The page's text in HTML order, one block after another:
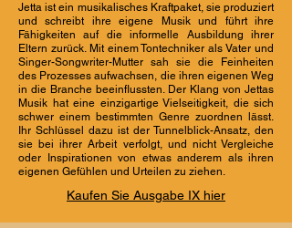
Jetta ist ein musikalisches Kraftpaket, sie produziert
und schreibt ihre eigene Musik und führt ihre
Fähigkeiten auf die informelle Ausbildung ihrer
Eltern zurück. Mit einem Tontechniker als Vater und
Singer-Songwriter-Mutter sah sie die Feinheiten
des Prozesses aufwachsen, die ihren eigenen Weg
in die Branche beeinflussten. Der Klang von Jettas
Musik hat eine einzigartige Vielseitigkeit, die sich
schwer einem bestimmten Genre zuordnen lässt.
Ihr Schlüssel dazu ist der Tunnelblick-Ansatz, den
sie bei ihrer Arbeit verfolgt, und nicht Vergleiche
oder Inspirationen von etwas anderem als ihren
eigenen Gefühlen und Urteilen zu ziehen.
Kaufen Sie Ausgabe IX hier